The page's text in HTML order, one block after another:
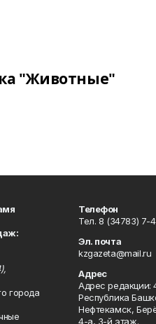
"Животные"
города
Телефон
Тел. 8 (34783) 7-
Эл. почта
kzgazeta@mail.ru
Адрес
Адрес редакции:
Республика
Нефтекамск,
4-а, 3-й этаж.